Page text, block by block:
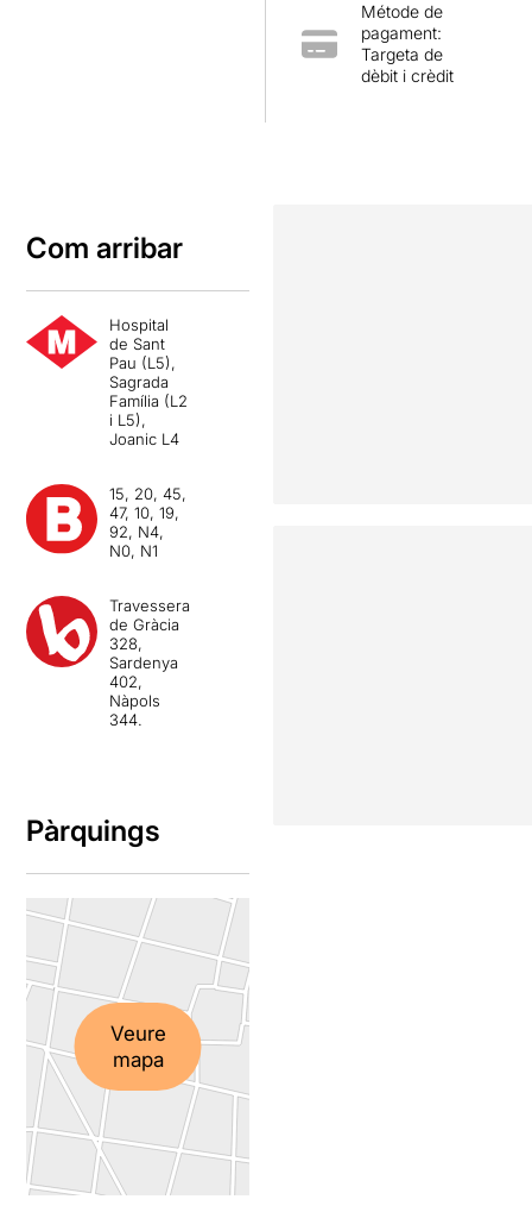
Métode de
pagament:
Targeta de
dèbit i crèdit
Com arribar
Hospital
de Sant
Pau (L5),
Sagrada
Família (L2
i L5),
Joanic L4
15, 20, 45,
47, 10, 19,
92, N4,
N0, N1
Travessera
de Gràcia
328,
Sardenya
402,
Nàpols
344.
Pàrquings
Veure
mapa